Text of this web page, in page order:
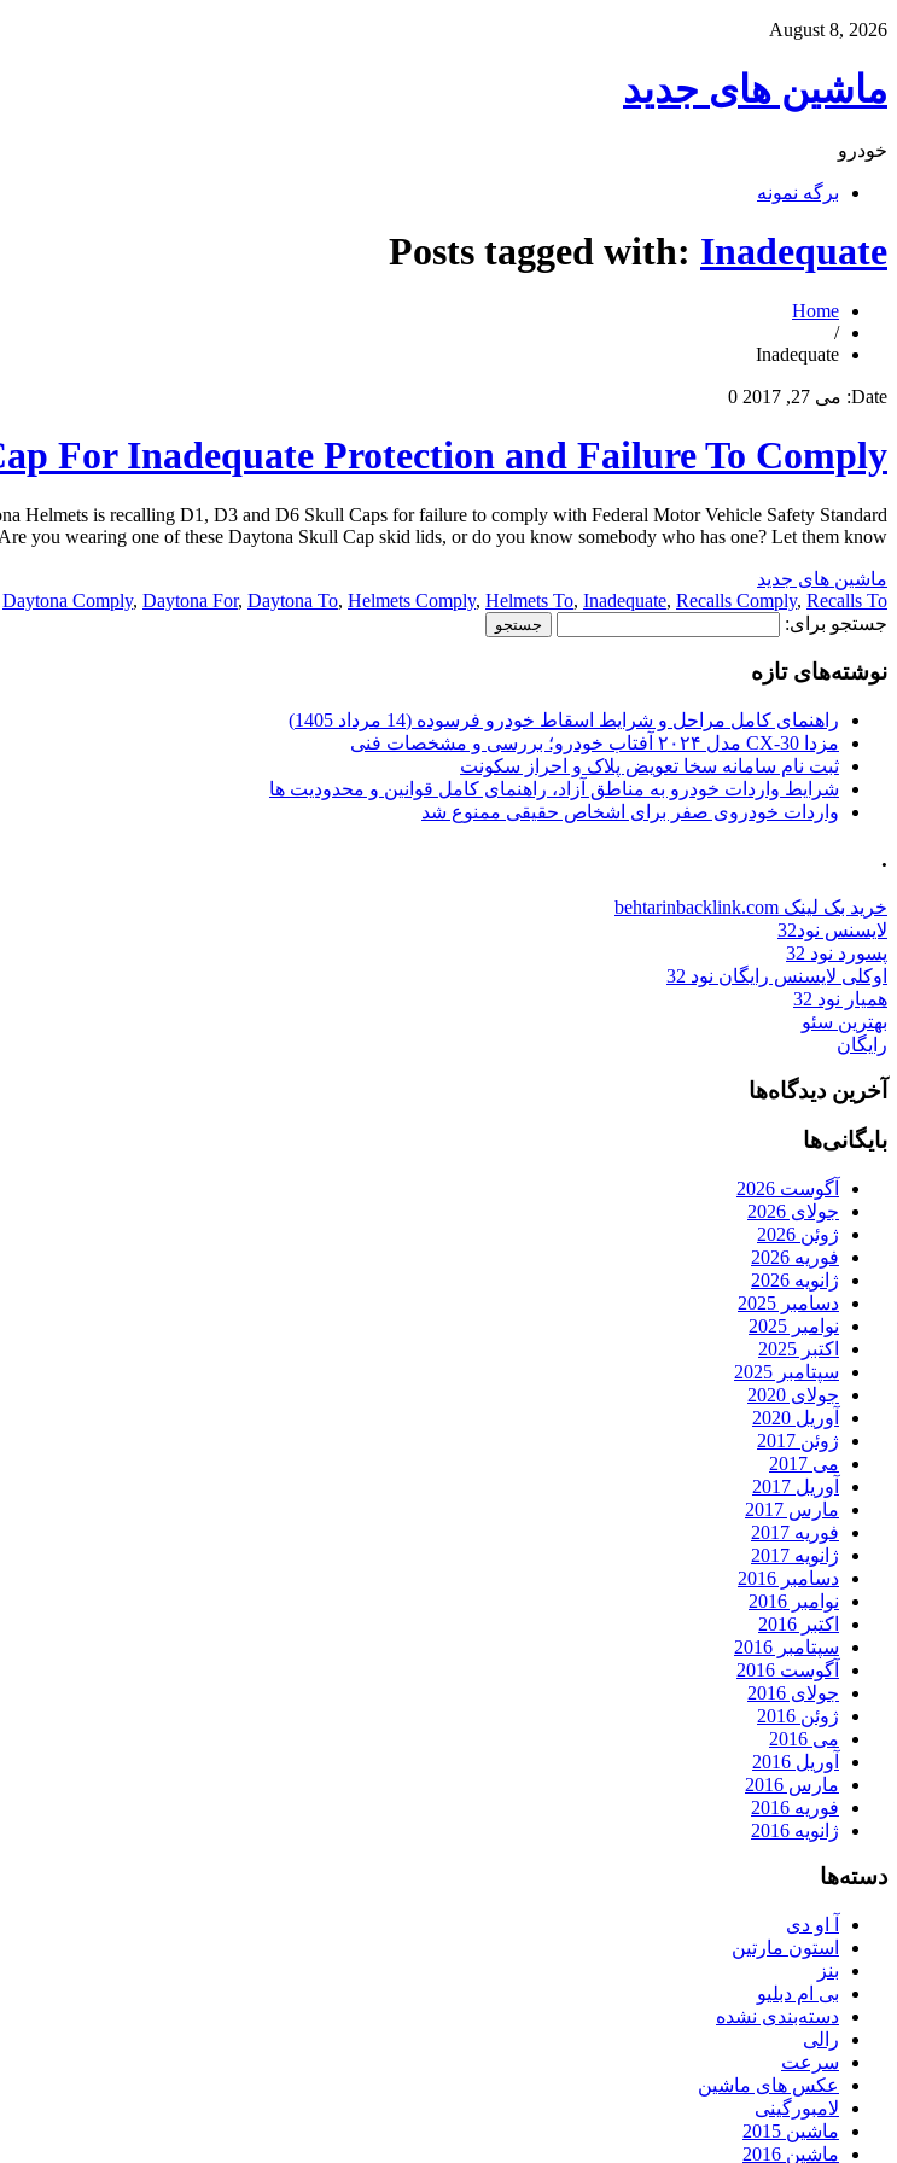
August 8, 2026
ماشین های جدید
خودرو
برگه نمونه
Posts tagged with: Inadequate
Home
/
Inadequate
Date: می 27, 2017 0
For Inadequate Protection and Failure To Comply
Helmets is recalling D1, D3 and D6 Skull Caps for failure to comply with Federal Motor Vehicle Safety Standard
you wearing one of these Daytona Skull Cap skid lids, or do you know somebody who has one? Let them know […]
ماشین های جدید
Daytona Comply, Daytona For, Daytona To, Helmets Comply, Helmets To, Inadequate, Recalls Comply, Recalls To
جستجو برای:
نوشته‌های تازه
راهنمای کامل مراحل و شرایط اسقاط خودرو فرسوده (14 مرداد 1405)
مزدا CX-30 مدل ۲۰۲۴ آفتاب خودرو؛ بررسی و مشخصات فنی
ثبت نام سامانه سخا تعویض پلاک و احراز سکونت
شرایط واردات خودرو به مناطق آزاد، راهنمای کامل قوانین و محدودیت ها
واردات خودروی صفر برای اشخاص حقیقی ممنوع شد
.
خرید بک لینک behtarinbacklink.com
لایسنس نود32
پسورد نود 32
اوکلی لایسنس رایگان نود 32
همیار نود 32
بهترین سئو
رایگان
آخرین دیدگاه‌ها
بایگانی‌ها
آگوست 2026
جولای 2026
ژوئن 2026
فوریه 2026
ژانویه 2026
دسامبر 2025
نوامبر 2025
اکتبر 2025
سپتامبر 2025
جولای 2020
آوریل 2020
ژوئن 2017
می 2017
آوریل 2017
مارس 2017
فوریه 2017
ژانویه 2017
دسامبر 2016
نوامبر 2016
اکتبر 2016
سپتامبر 2016
آگوست 2016
جولای 2016
ژوئن 2016
می 2016
آوریل 2016
مارس 2016
فوریه 2016
ژانویه 2016
دسته‌ها
آ او دی
استون مارتین
بنز
بی ام دبلیو
دسته‌بندی نشده
رالی
سرعت
عکس های ماشین
لامبورگینی
ماشین 2015
ماشین 2016